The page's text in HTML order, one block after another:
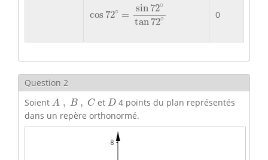
cos 72∘ =
sin 72∘
tan 72∘
sin 72∘tan
0
Question 2
Soient A , B , C
A ,C et D
D4 points du plan représentés
dans un repère orthonormé.